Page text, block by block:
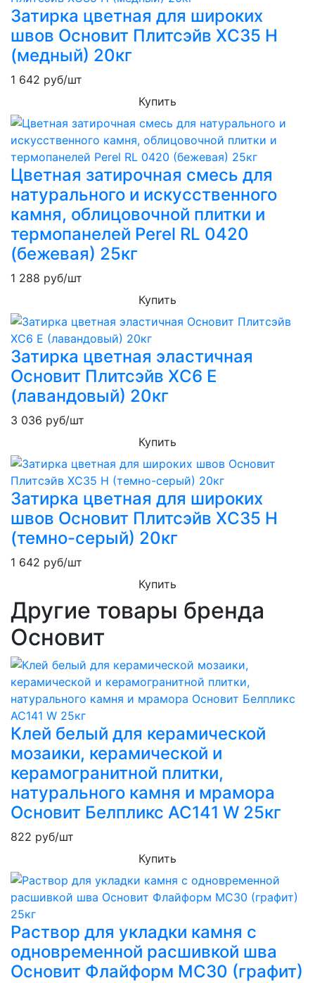
Затирка цветная для широких
швов Основит Плитсэйв XC35 H
(медный) 20кг
1 642 руб/шт
Купить
Цветная затирочная смесь для
натурального и искусственного
камня, облицовочной плитки и
термопанелей Perel RL 0420
(бежевая) 25кг
1 288 руб/шт
Купить
Затирка цветная эластичная
Основит Плитсэйв XC6 E
(лавандовый) 20кг
3 036 руб/шт
Купить
Затирка цветная для широких
швов Основит Плитсэйв XC35 H
(темно-серый) 20кг
1 642 руб/шт
Купить
Другие товары бренда
Основит
Клей белый для керамической
мозаики, керамической и
керамогранитной плитки,
натурального камня и мрамора
Основит Белпликс AC141 W 25кг
822 руб/шт
Купить
Раствор для укладки камня с
одновременной расшивкой шва
Основит Флайформ MC30 (графит)